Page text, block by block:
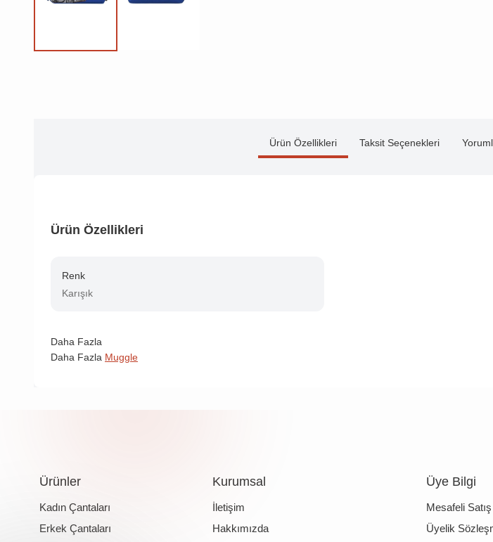
Ürün Özellikleri Taksit Seçenekleri
Ürün Özellikleri
Renk
Karışık
Daha Fazla
Daha Fazla Muggle
Ürünler
Kadın Çantaları
Erkek Çantaları
Kurumsal
İletişim
Hakkımızda
Üye Bilgi
Mesafeli
Üyelik